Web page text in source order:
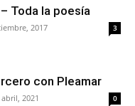
Toda la poesía
2017 3
con Pleamar
2021 0